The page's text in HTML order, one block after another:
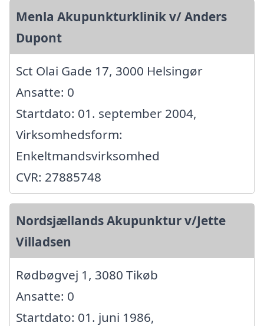
Menla Akupunkturklinik v/ Anders
Dupont
Sct Olai Gade 17, 3000 Helsingør
Ansatte: 0
Startdato: 01. september 2004,
Virksomhedsform:
Enkeltmandsvirksomhed
CVR: 27885748
Nordsjællands Akupunktur v/Jette
Villadsen
Rødbøgvej 1, 3080 Tikøb
Ansatte: 0
Startdato: 01. juni 1986,